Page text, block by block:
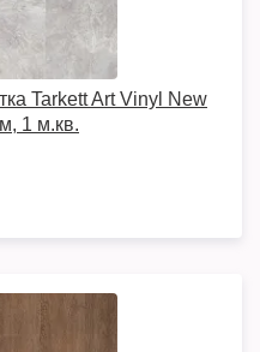
Tarkett Art Vinyl New
1 м.кв.